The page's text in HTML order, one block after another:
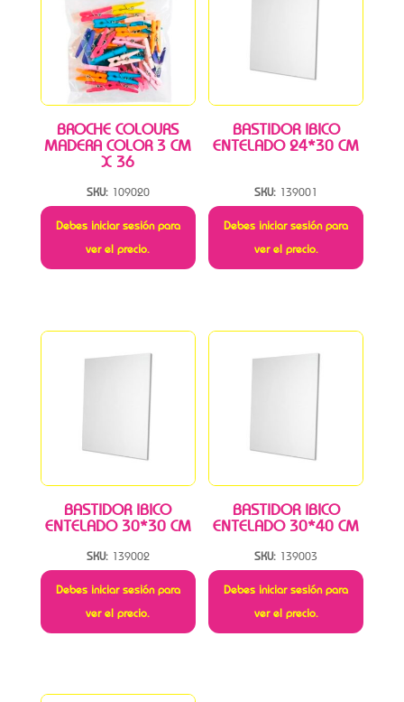
BROCHE COLOURS
MADERA COLOR 3 CM
X 36
SKU: 109020
Debes iniciar sesión para
ver el precio.
BASTIDOR IBICO
ENTELADO 24*30 CM
SKU: 139001
Debes iniciar sesión para
ver el precio.
BASTIDOR IBICO
ENTELADO 30*30 CM
SKU: 139002
Debes iniciar sesión para
ver el precio.
BASTIDOR IBICO
ENTELADO 30*40 CM
SKU: 139003
Debes iniciar sesión para
ver el precio.